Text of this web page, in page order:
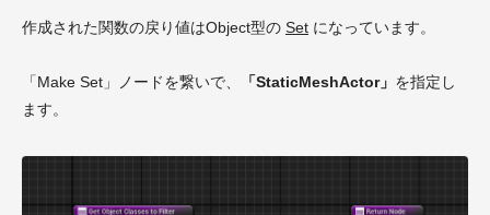
作成された関数の戻り値はObject型の Set になっています。
「Make Set」ノードを繋いで、 「StaticMeshActor」 を指定し
ます。